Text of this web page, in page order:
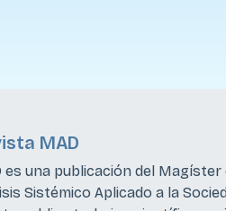
MAD
es una publicación del Magíster
Sistémico Aplicado a la